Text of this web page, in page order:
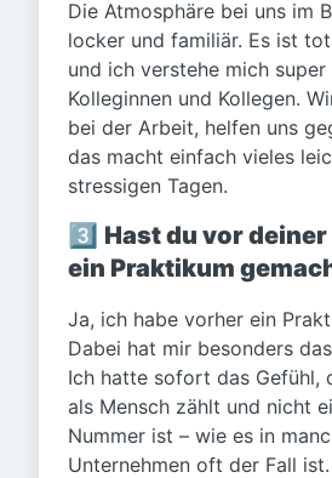
Die Atmosphäre bei uns im
locker und familiär. Es ist
und ich verstehe mich
Kolleginnen und Kollegen.
bei der Arbeit, helfen uns
das macht einfach vieles
stressigen Tagen.
3️⃣ Hast du vor
ein Praktikum
Ja, ich habe vorher ein
Dabei hat mir besonders
Ich hatte sofort das Gefühl,
als Mensch zählt und nicht
Nummer ist – wie es in
Unternehmen oft der Fall